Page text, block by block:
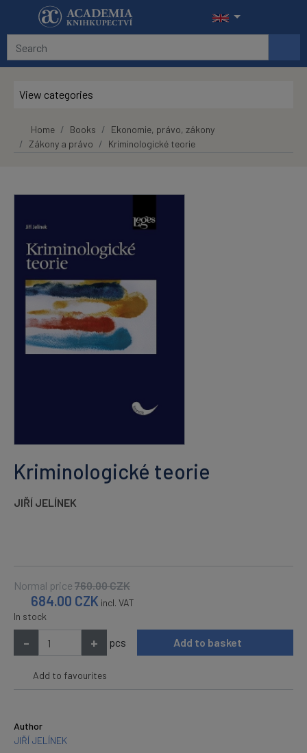
Skip to main content
View categories
Home Books
Ekonomie, právo, zákony
Zákony a právo
Kriminologické teorie
Kriminologické teorie
JIŘÍ JELÍNEK
Normal price 760.00CZK
684.00 CZK incl. VAT
In stock
- + pcs Add to basket
Add to favourites
Author
JIŘÍ JELÍNEK